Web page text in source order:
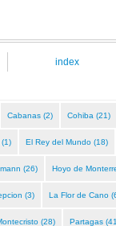
index
Cabanas (2) Cohiba (21)
(1) El Rey del Mundo (18)
(26) Hoyo de
(3) La Flor de Cano
(28) Partagas